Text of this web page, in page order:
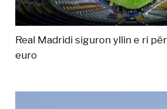
Real Madridi siguron yllin e ri
euro